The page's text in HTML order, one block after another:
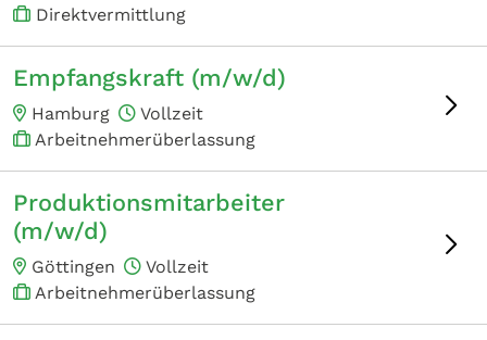
Direktvermittlung
Empfangskraft (m/w/d)
Hamburg
Vollzeit
Arbeitnehmerüberlassung
Produktionsmitarbeiter
(m/w/d)
Göttingen
Vollzeit
Arbeitnehmerüberlassung